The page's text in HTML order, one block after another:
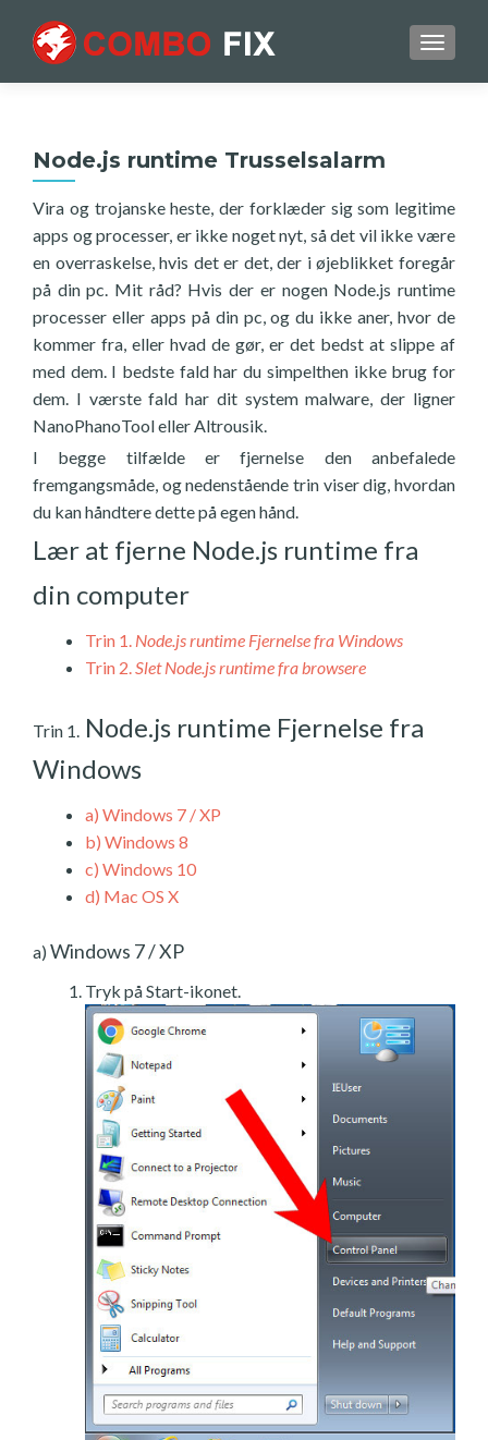
Node.js runtime Trusselsalarm
Vira og trojanske heste, der forklæder sig som legitime
apps og processer, er ikke noget nyt, så det vil ikke være
en overraskelse, hvis det er det, der i øjeblikket foregår
på din pc. Mit råd? Hvis der er nogen Node.js runtime
processer eller apps på din pc, og du ikke aner, hvor de
kommer fra, eller hvad de gør, er det bedst at slippe af
med dem. I bedste fald har du simpelthen ikke brug for
dem. I værste fald har dit system malware, der ligner
NanoPhanoTool eller Altrousik.
I begge tilfælde er fjernelse den anbefalede
fremgangsmåde, og nedenstående trin viser dig, hvordan
du kan håndtere dette på egen hånd.
Lær at fjerne Node.js runtime fra
din computer
Trin 1. Node.js runtime Fjernelse fra Windows
Trin 2.Slet Node.js runtime fra browsere
Trin 1. Node.js runtime Fjernelse fra
Windows
a) Windows 7 / XP
b) Windows 8
c) Windows 10
d) Mac OS X
a) Windows 7 / XP
Tryk på Start-ikonet.